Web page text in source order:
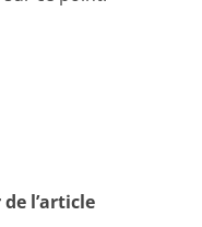
l’article